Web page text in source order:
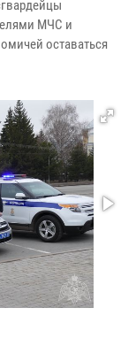
МЧС и
оставаться